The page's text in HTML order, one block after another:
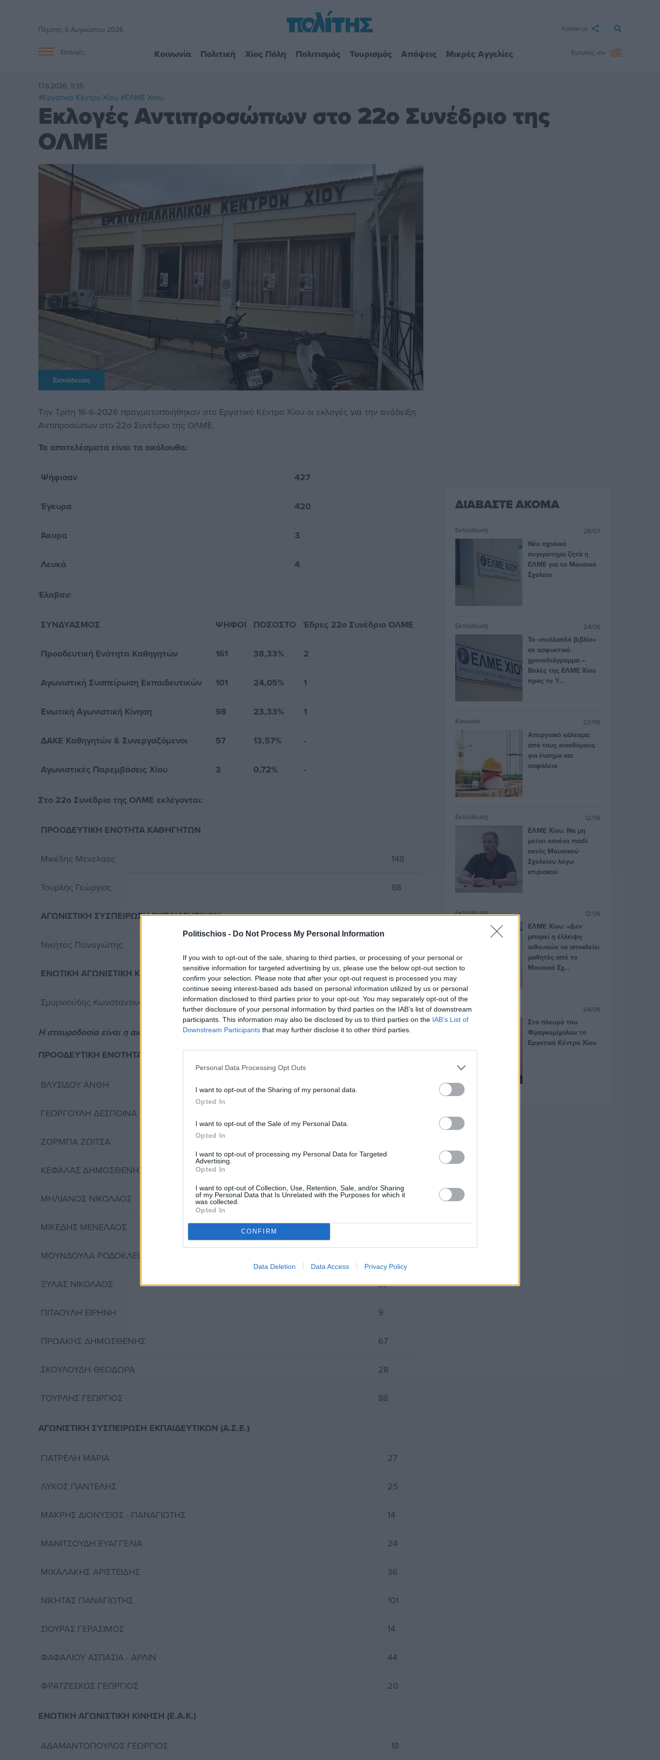
Politischios - Do Not Process My Personal Information
If you wish to opt-out of the sale, sharing to third parties, or processing of your personal or
sensitive information for targeted advertising by us, please use the below opt-out section to
confirm your selection. Please note that after your opt-out request is processed you may
continue seeing interest-based ads based on personal information utilized by us or personal
information disclosed to third parties prior to your opt-out. You may separately opt-out of the
further disclosure of your personal information by third parties on the IAB’s list of downstream
participants. This information may also be disclosed by us to third parties on the IAB’s List of
Downstream Participants that may further disclose it to other third parties.
Personal Data Processing Opt Outs
I want to opt-out of the Sharing of my personal data.
Opted In
I want to opt-out of the Sale of my Personal Data.
Opted In
I want to opt-out of processing my Personal Data for Targeted
Advertising.
Opted In
I want to opt-out of Collection, Use, Retention, Sale, and/or Sharing
of my Personal Data that Is Unrelated with the Purposes for which it
was collected.
Opted In
CONFIRM
Data Deletion Data Access Privacy Policy
Πέμπτη, 6 Αυγούστου 2026 Follow us
Επιλογές Κοινωνία Πολιτική Χίος Πόλη Πολιτισμός Τουρισμός Απόψεις Μικρές Αγγελίες Έντυπος «π»
17.6.2026, 9:35
#Εργατικό Κέντρο Χίου #ΕΛΜΕ Χίου
Εκλογές Αντιπροσώπων στο 22ο Συνέδριο της
ΟΛΜΕ
Εκπαίδευση
Την Τρίτη 16-6-2026 πραγματοποιήθηκαν στο Εργατικό Κέντρο Χίου οι εκλογές για την ανάδειξη
Αντιπροσώπων στο 22ο Συνέδριο της ΟΛΜΕ.
Τα αποτελέσματα είναι τα ακόλουθα:
Ψήφισαν 427
Έγκυρα 420
Άκυρα 3
Λευκά 4
Έλαβαν:
ΣΥΝΔΥΑΣΜΟΣ ΨΗΦΟΙ ΠΟΣΟΣΤΟ Έδρες 22ο Συνέδριο ΟΛΜΕ
Προοδευτική Ενότητα Καθηγητών 161 38,33% 2
Αγωνιστική Συσπείρωση Εκπαιδευτικών 101 24,05% 1
Ενωτική Αγωνιστική Κίνηση 98 23,33% 1
ΔΑΚΕ Καθηγητών & Συνεργαζόμενοι 57 13,57% -
Αγωνιστικές Παρεμβάσεις Χίου 3 0,72% -
Στο 22ο Συνέδριο της ΟΛΜΕ εκλέγονται:
ΠΡΟΟΔΕΥΤΙΚΗ ΕΝΟΤΗΤΑ ΚΑΘΗΓΗΤΩΝ
Μικέδης Μενέλαος 148
Τουρλής Γεώργιος 88
ΑΓΩΝΙΣΤΙΚΗ ΣΥΣΠΕΙΡΩΣΗ ΕΚΠΑΙΔΕΥΤΙΚΩΝ
Νικήτας Παναγιώτης
ΕΝΩΤΙΚΗ ΑΓΩΝΙΣΤΙΚΗ ΚΙΝΗΣΗ
Σμυρνιούδης Κωνσταντίνος 63
Η σταυροδοσία είναι η ακόλουθη:
ΠΡΟΟΔΕΥΤΙΚΗ ΕΝΟΤΗΤΑ ΚΑΘΗΓΗΤΩΝ (Π.Ε.Κ.)
ΒΛΥΣΙΔΟΥ ΑΝΘΗ
ΓΕΩΡΓΟΥΛΗ ΔΕΣΠΟΙΝΑ (ΠΕ01)
ΖΟΡΜΠΑ ΖΩΙΤΣΑ
ΚΕΦΑΛΑΣ ΔΗΜΟΣΘΕΝΗΣ
ΜΗΛΙΑΝΟΣ ΝΙΚΟΛΑΟΣ 29
ΜΙΚΕΔΗΣ ΜΕΝΕΛΑΟΣ 148
ΜΟΥΝΔΟΥΛΑ ΡΟΔΟΚΛΕΙΑ
ΞΥΛΑΣ ΝΙΚΟΛΑΟΣ 33
ΠΙΤΑΟΥΛΗ ΕΙΡΗΝΗ 9
ΠΡΩΑΚΗΣ ΔΗΜΟΣΘΕΝΗΣ 67
ΣΚΟΥΛΟΥΔΗ ΘΕΟΔΩΡΑ 28
ΤΟΥΡΛΗΣ ΓΕΩΡΓΙΟΣ 88
ΑΓΩΝΙΣΤΙΚΗ ΣΥΣΠΕΙΡΩΣΗ ΕΚΠΑΙΔΕΥΤΙΚΩΝ (Α.Σ.Ε.)
ΓΙΑΤΡΕΛΗ ΜΑΡΙΑ 27
ΛΥΚΟΣ ΠΑΝΤΕΛΗΣ 25
ΜΑΚΡΗΣ ΔΙΟΝΥΣΙΟΣ - ΠΑΝΑΓΙΩΤΗΣ 14
ΜΑΝΙΤΣΟΥΔΗ ΕΥΑΓΓΕΛΙΑ 24
ΜΙΧΑΛΑΚΗΣ ΑΡΙΣΤΕΙΔΗΣ 36
ΝΙΚΗΤΑΣ ΠΑΝΑΓΙΩΤΗΣ 101
ΣΙΟΥΡΑΣ ΓΕΡΑΣΙΜΟΣ 14
ΦΑΦΑΛΙΟΥ ΑΣΠΑΣΙΑ - ΑΡΛΙΝ 44
ΦΡΑΤΖΕΣΚΟΣ ΓΕΩΡΓΙΟΣ 20
ΕΝΩΤΙΚΗ ΑΓΩΝΙΣΤΙΚΗ ΚΙΝΗΣΗ (Ε.Α.Κ.)
ΑΔΑΜΑΝΤΟΠΟΥΛΟΣ ΓΕΩΡΓΙΟΣ 18
ΔΙΑΒΑΣΤΕ ΑΚΟΜΑ
Εκπαίδευση 28/07
Νέο σχολικό
συγκρότημα ζητά η
ΕΛΜΕ για το Μουσικό
Σχολείο
Εκπαίδευση 24/06
Το «πολλαπλό βιβλίο»
σε ασφυκτικό
χρονοδιάγραμμα –
Βολές της ΕΛΜΕ Χίου
προς το Υ...
Κοινωνία 22/06
Απεργιακό κάλεσμα
από τους οικοδόμους
για ένσημα και
ασφάλεια
Εκπαίδευση 12/06
ΕΛΜΕ Χίου: Να μη
μείνει κανένα παιδί
εκτός Μουσικού
Σχολείου λόγω
κτιριακού
Εκπαίδευση 12/06
ΕΛΜΕ Χίου: «Δεν
μπορεί η έλλειψη
αιθουσών να αποκλείει
μαθητές από το
Μουσικό Σχ...
Κοινωνία 04/06
Στο πλευρό του
Φραγκομίχαλου το
Εργατικό Κέντρο Χίου